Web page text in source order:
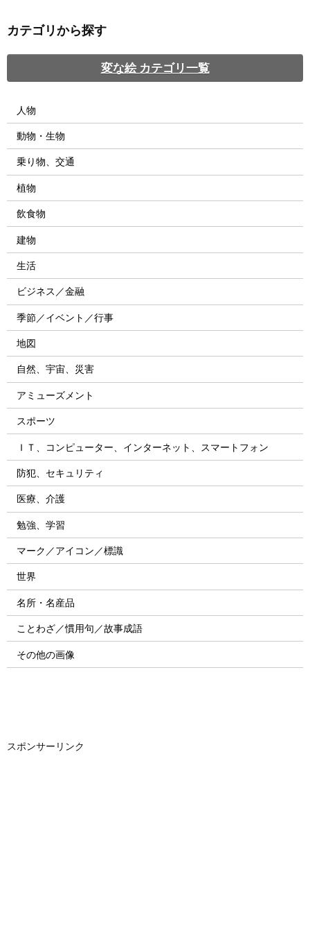
カテゴリから探す
変な絵 カテゴリ一覧
人物
動物・生物
乗り物、交通
植物
飲食物
建物
生活
ビジネス／金融
季節／イベント／行事
地図
自然、宇宙、災害
アミューズメント
スポーツ
ＩＴ、コンピューター、インターネット、スマートフォン
防犯、セキュリティ
医療、介護
勉強、学習
マーク／アイコン／標識
世界
名所・名産品
ことわざ／慣用句／故事成語
その他の画像
スポンサーリンク